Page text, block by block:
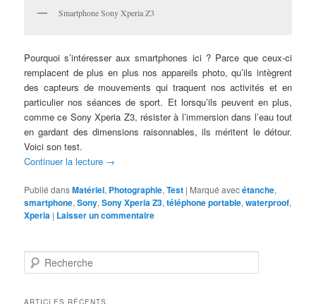
Smartphone Sony Xperia Z3
Pourquoi s’intéresser aux smartphones ici ? Parce que ceux-ci
remplacent de plus en plus nos appareils photo, qu’ils intègrent
des capteurs de mouvements qui traquent nos activités et en
particulier nos séances de sport. Et lorsqu’ils peuvent en plus,
comme ce Sony Xperia Z3, résister à l’immersion dans l’eau tout
en gardant des dimensions raisonnables, ils méritent le détour.
Voici son test.
Continuer la lecture →
Publié dansMatériel, Photographie,Test | Marqué avecétanche,
smartphone,Sony,Sony Xperia Z3,téléphone portable,waterproof,
Xperia | Laisser un commentaire
e
h
ARTICLES RÉCENTS